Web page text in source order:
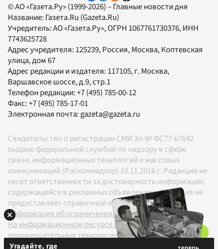
© АО «Газета.Ру» (1999-2026) – Главные новости дня
Название: Газета.Ru (Gazeta.Ru)
Учредитель:АО «Газета.Ру», ОГРН 1067761730376, ИНН
7743625728
Адрес учредителя: 125239, Россия, Москва, Коптевская
улица, дом 67
Адрес редакции и издателя: 117105, г. Москва,
Варшавское шоссе, д.9, стр.1
Телефон редакции:+7 (495) 785-00-12
Факс:+7 (495) 785-17-01
Электронная почта: gazeta@gazeta.ru
Свидетельство о регистрации СМИ Эл № ФС77-67642
выдано федеральной службой по надзору в сфере
связи, информационных технологий и массовых
коммуникаций (Роскомнадзор) 10.11.2016 г. Редакция не
несет ответственности за достоверность информации,
содержащейся в рекламных объявлениях. Редакция не
предоставляет справочной информации.
Информация об ограничениях
На информационном ресурсе применяются
рекомендательные технологии в соответствии с
Правилами
Угадайте, где